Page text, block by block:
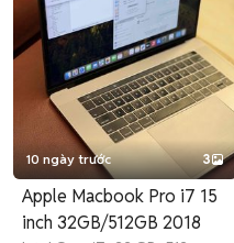
10 ngày trước 3
Apple Macbook Pro i7 15
inch 32GB/512GB 2018